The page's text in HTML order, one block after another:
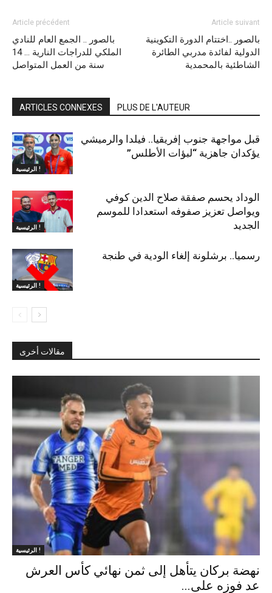
Article précédent
بالصور .. الجمع العام للنادي
الملكي للدراجات النارية … 14
سنة من العمل المتواصل
Article suivant
بالصور ..اختتام الدورة التكوينية
الدولية لفائدة مدربي الطائرة
الشاطئية بالمحمدية
ARTICLES CONNEXES PLUS DE L'AUTEUR
الرئيسية !
قبل مواجهة جنوب إفريقيا.. فيلدا والرميشي
يؤكدان جاهزية “لبؤات الأطلس”
الرئيسية !
الوداد يحسم صفقة صلاح الدين كوفي
ويواصل تعزيز صفوفه استعدادا للموسم
الجديد
الرئيسية !
رسميا.. برشلونة إلغاء الودية في طنجة
مقالات أخرى
الرئيسية !
نهضة بركان يتأهل إلى ثمن نهائي كأس العرش
عد فوزه على...